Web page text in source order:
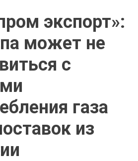
экспорт»:
может не
с
газа
из